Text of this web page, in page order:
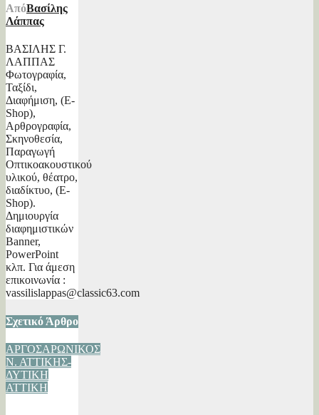
ΑπόΒασίλης
Λάππας
ΒΑΣΙΛΗΣ Γ.
ΛΑΠΠΑΣ
Φωτογραφία,
Ταξίδι,
Διαφήμιση, (E-
Shop),
Αρθρογραφία,
Σκηνοθεσία,
Παραγωγή
Οπτικοακουστικού
υλικού, θέατρο,
διαδίκτυο, (E-
Shop).
Δημιουργία
διαφημιστικών
Banner,
PowerPoint
κλπ. Για άμεση
επικοινωνία :
vassilislappas@classic63.com
Σχετικό Άρθρο
ΑΡΓΟΣΑΡΩΝΙΚΟΣ
Ν. ΑΤΤΙΚΗΣ-
ΔΥΤΙΚΗ
ΑΤΤΙΚΗ